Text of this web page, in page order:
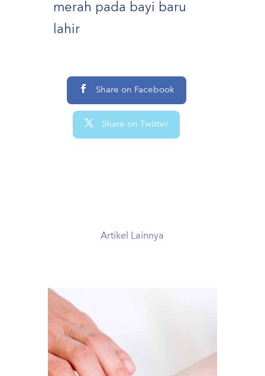
merah pada bayi baru
lahir
Share on Facebook
Share on Twitter
Artikel Lainnya